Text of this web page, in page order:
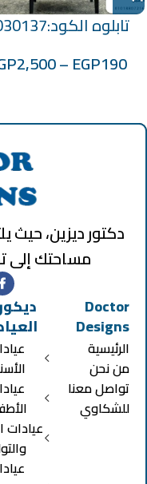
تابلوه الكود:4030137
EGP190
–
2,500
دكتور ديزين، حيث
مساحتك إلى
Doctor
Designs
الرئيسية
من نحن
تواصل معنا
للشكاوي
عيادات